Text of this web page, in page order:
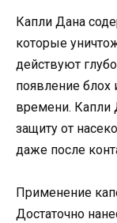
Капли Дана
которые
действуют
появление блох
времени. Капли
защиту от
даже после
Применение
Достаточно